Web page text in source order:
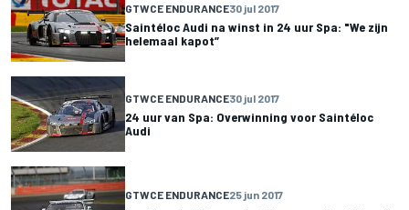
GTWCE ENDURANCE30 jul 2017
Saintéloc Audi na winst in 24 uur Spa: "We zijn
helemaal kapot”
GTWCE ENDURANCE30 jul 2017
24 uur van Spa: Overwinning voor Saintéloc
Audi
GTWCE ENDURANCE25 jun 2017